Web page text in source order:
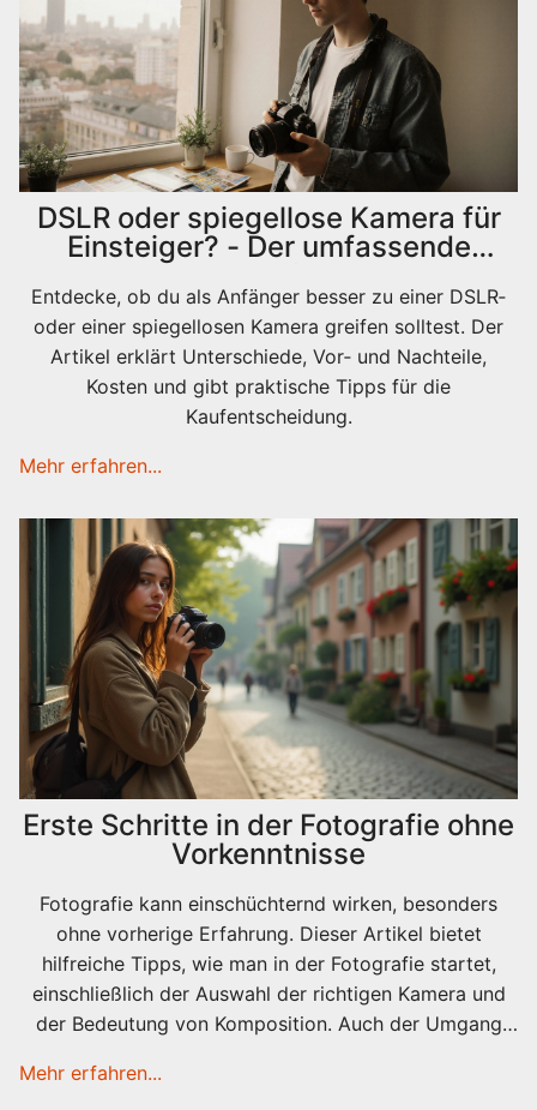
DSLR oder spiegellose Kamera für
Einsteiger? - Der umfassende
Entdecke, ob du als Anfänger besser zu einer DSLR‑
oder einer spiegellosen Kamera greifen solltest. Der
Artikel erklärt Unterschiede, Vor‑ und Nachteile,
Kosten und gibt praktische Tipps für die
Kaufentscheidung.
Mehr erfahren...
Erste Schritte in der Fotografie ohne
Vorkenntnisse
Fotografie kann einschüchternd wirken, besonders
ohne vorherige Erfahrung. Dieser Artikel bietet
hilfreiche Tipps, wie man in der Fotografie startet,
einschließlich der Auswahl der richtigen Kamera und
der Bedeutung von Komposition. Auch der Umgang
behandelt, um das Selbstvertrauen und die
Mehr erfahren...